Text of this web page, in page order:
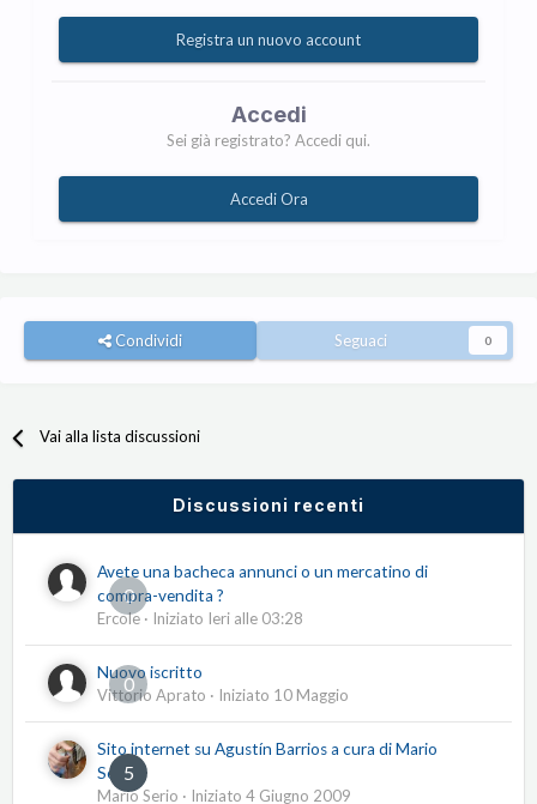
Registra un nuovo account
Accedi
Sei già registrato? Accedi qui.
Accedi Ora
Condividi Seguaci 0
Vai alla lista discussioni
Discussioni recenti
0
Avete una bacheca annunci o un mercatino di
compra-vendita ?
Ercole · Iniziato Ieri alle 03:28
0
Nuovo iscritto
Vittorio Aprato · Iniziato 10 Maggio
5
Sito internet su Agustín Barrios a cura di Mario
Serio
Mario Serio · Iniziato 4 Giugno 2009